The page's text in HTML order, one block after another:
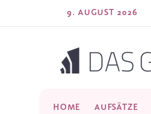
9. AUGUST 2026
HOME AUFSÄTZE